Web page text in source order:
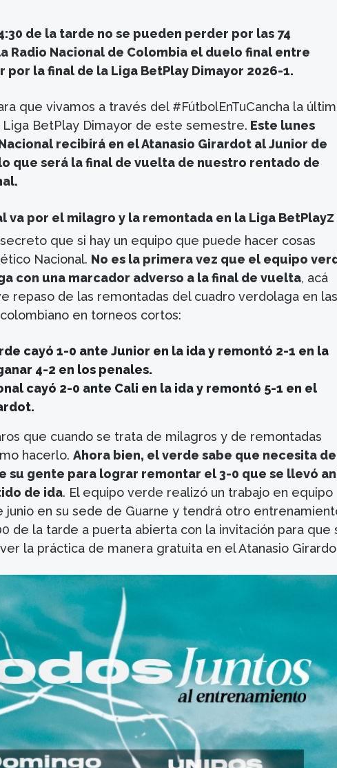
de la tarde no se pueden perder por las 74
Radio Nacional de Colombia el duelo final entre
por la final de la Liga BetPlay Dimayor 2026-1.
que vivamos a través del #FútbolEnTuCancha la
Liga BetPlay Dimayor de este semestre. Este lunes
recibirá en el Atanasio Girardot al Junior de
que será la final de vuelta de nuestro rentado de
va por el milagro y la remontada en la Liga BetPlayz
que si hay un equipo que puede hacer cosas
Nacional. No es la primera vez que el equipo
con una marcador adverso a la final de vuelta, acá
repaso de las remontadas del cuadro verdolaga en las
en torneos cortos:
cayó 1-0 ante Junior en la ida y remontó 2-1 en la
4-2 en los penales.
cayó 2-0 ante Cali en la ida y remontó 5-1 en el
que cuando se trata de milagros y de remontadas
hacerlo. Ahora bien, el verde sabe que necesita de
su gente para lograr remontar el 3-0 que se llevó
de ida. El equipo verde realizó un trabajo en equipo
junio en su sede de Guarne y tendrá otro
de la tarde a puerta abierta con la invitación para que
ver la práctica de manera gratuita en el Atanasio